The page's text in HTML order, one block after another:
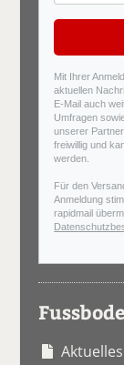
Mit Ihrer
aktuellen
E-Mail auch
Umfragen
unserer
freiwillig und
werden.
Für den
Anmeldung
rapidmail